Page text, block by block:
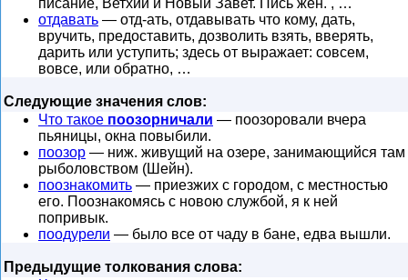
писание, Ветхий и Новый Завет. Пись жен. , …
отдавать — отд-ать, отдавывать что кому, дать,
вручить, предоставить, дозволить взять, вверять,
дарить или уступить; здесь от выражает: совсем,
вовсе, или обратно, …
Следующие значения слов:
Что такое поозорничали — поозоровали вчера
пьяницы, окна повыбили.
поозор — ниж. живущий на озере, занимающийся там
рыболовством (Шейн).
поознакомить — приезжих с городом, с местностью
его. Поознакомясь с новою службой, я к ней
попривык.
поодурели — было все от чаду в бане, едва вышли.
Предыдущие толкования слова: